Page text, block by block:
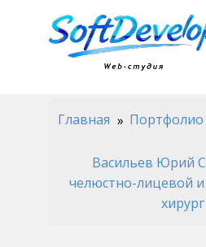
Главная Портфолио
Васильев Юрий
челюстно-лицевой и
хирург